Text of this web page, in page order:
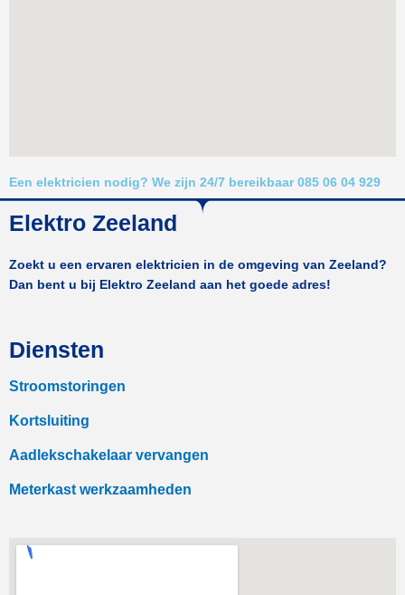
Een elektricien nodig? We zijn 24/7 bereikbaar 085 06 04 929
Elektro Zeeland
Zoekt u een ervaren elektricien in de omgeving van Zeeland?
Dan bent u bij Elektro Zeeland aan het goede adres!
Diensten
Stroomstoringen
Kortsluiting
Aadlekschakelaar vervangen
Meterkast werkzaamheden